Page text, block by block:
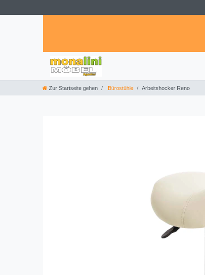
Zur Startseite gehen Bürostühle Arbeitshocker Reno